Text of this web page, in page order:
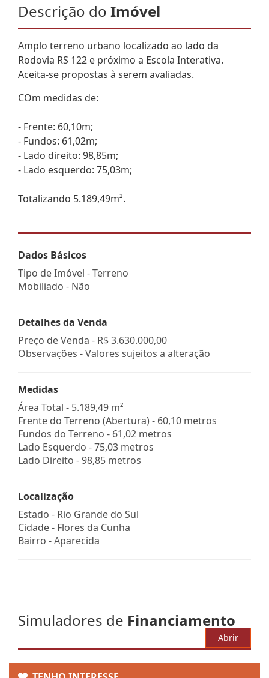
Descrição do Imóvel
Amplo terreno urbano localizado ao lado da
Rodovia RS 122 e próximo a Escola Interativa.
Aceita-se propostas à serem avaliadas.
COm medidas de:
- Frente: 60,10m;
- Fundos: 61,02m;
- Lado direito: 98,85m;
- Lado esquerdo: 75,03m;
Totalizando 5.189,49m².
Dados Básicos
Tipo de Imóvel - Terreno
Mobiliado - Não
Detalhes da Venda
Preço de Venda - R$ 3.630.000,00
Observações - Valores sujeitos a alteração
Medidas
Área Total - 5.189,49 m²
Frente do Terreno (Abertura) - 60,10 metros
Fundos do Terreno - 61,02 metros
Lado Esquerdo - 75,03 metros
Lado Direito - 98,85 metros
Localização
Estado - Rio Grande do Sul
Cidade - Flores da Cunha
Bairro -Aparecida
Simuladores de Financiamento
Abrir